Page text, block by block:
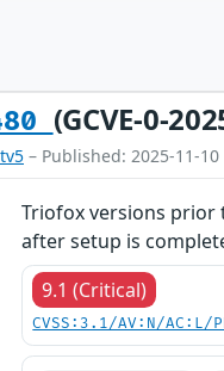
(GCVE-0-
– Published: 2025-11-
Triofox versions prior
after setup is
9.1 (Critical)
CVSS:3.1/AV:N/